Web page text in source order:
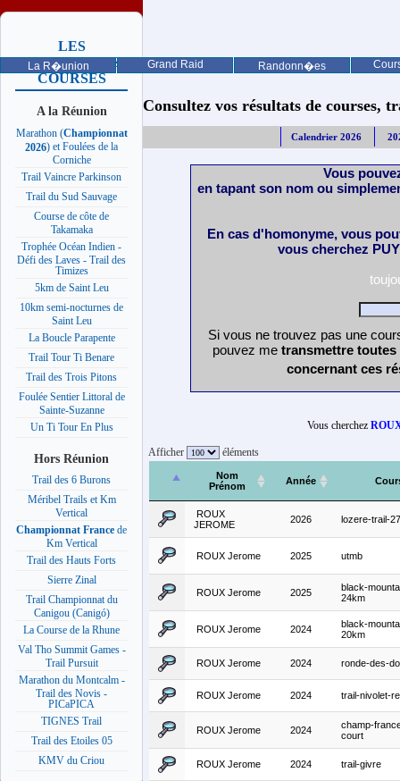
La R�union Grand Raid Randonn�es
LES
PROCHAINES
COURSES
A la Réunion
Marathon (Championnat
2026) et Foulées de la
Corniche
Trail Vaincre Parkinson
Trail du Sud Sauvage
Course de côte de
Takamaka
Trophée Océan Indien -
Défi des Laves - Trail des
Timizes
5km de Saint Leu
10km semi-nocturnes de
Saint Leu
La Boucle Parapente
Trail Tour Ti Benare
Trail des Trois Pitons
Foulée Sentier Littoral de
Sainte-Suzanne
Un Ti Tour En Plus
Hors Réunion
Trail des 6 Burons
Méribel Trails et Km
Vertical
Championnat France de
Km Vertical
Trail des Hauts Forts
Sierre Zinal
Trail Championnat du
Canigou (Canigó)
La Course de la Rhune
Val Tho Summit Games -
Trail Pursuit
Marathon du Montcalm -
Trail des Novis -
PICaPICA
TIGNES Trail
Trail des Etoiles 05
KMV du Criou
Consultez vos résultats de courses,
Calendrier 2026
Vous
en tapant son nom ou
En cas d'homonyme, vous
vous cherchez
Si vous ne trouvez pas une
pouvez me transmettre
concernant ces
Vous cherchez
Afficher éléments
Nom
Prénom
Année
ROUX
JEROME
2026 lozere-trail-
ROUX Jerome 2025 utmb
ROUX Jerome 2025
black-
24km
ROUX Jerome 2024
black-
20km
ROUX Jerome 2024 ronde-des-
ROUX Jerome 2024 trail-nivolet-
ROUX Jerome 2024
champ-
court
ROUX Jerome 2024 trail-givre